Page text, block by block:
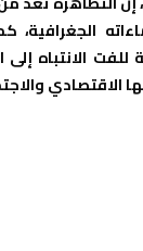
الجغرافية،
الانتباه
الاقتصادي